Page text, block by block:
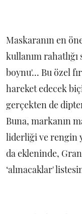
Maskaranın en
kullanım
boynu'... Bu özel
hareket edecek
gerçekten de
Buna, markanın
liderliği ve rengin
da ekleninde,
‘alınacaklar'